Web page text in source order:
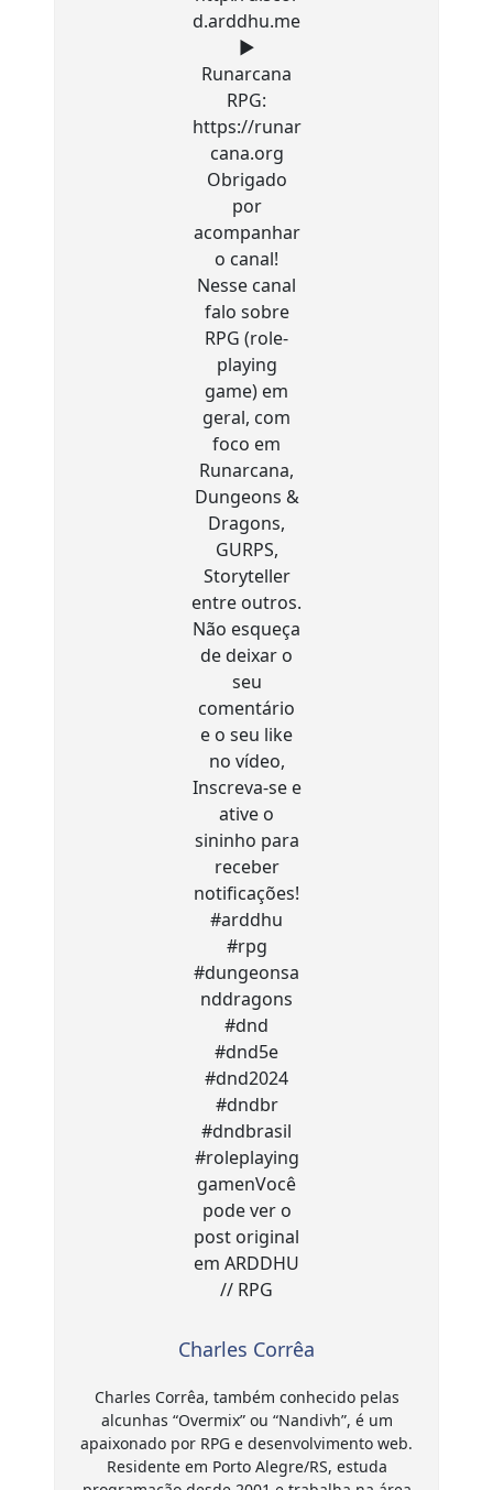
Charles Corrêa
Charles Corrêa, também conhecido pelas
alcunhas “Overmix” ou “Nandivh”, é um
apaixonado por RPG e desenvolvimento web.
Residente em Porto Alegre/RS, estuda